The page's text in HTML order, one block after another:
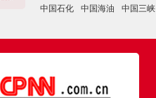
中国石化
中国海油 中国三峡